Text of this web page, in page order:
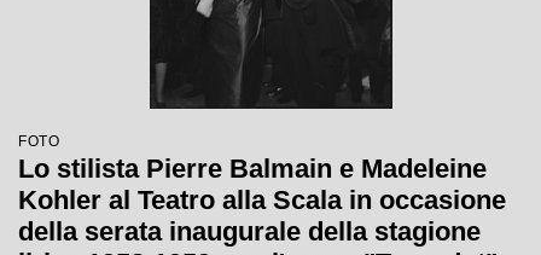
FOTO
Lo stilista Pierre Balmain e Madeleine
Kohler al Teatro alla Scala in occasione
della serata inaugurale della stagione